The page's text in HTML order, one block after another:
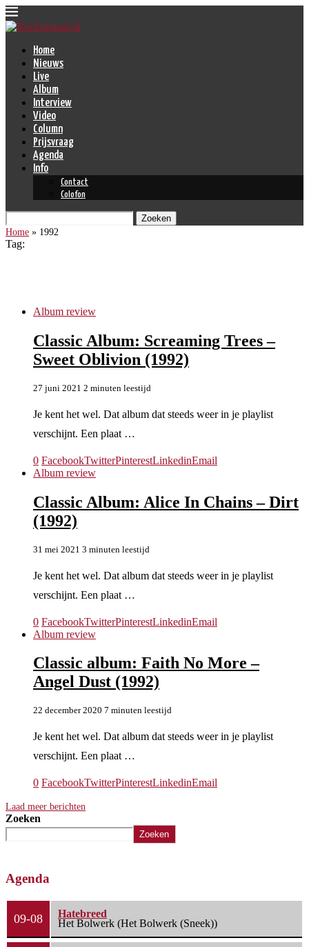
Home
Nieuws
Live
Album
Interview
Video
Column
Prijsvraag
Agenda
Info
Contact
Colofon
Zoeken
Home » 1992
Tag:
Album review
Classic Album: Screaming Trees –
Sweet Oblivion (1992)
27 juni 2021 2 minuten leestijd
Je kent het wel. Dat album dat steeds weer in je playlist
verschijnt. Een plaat …
0 FacebookTwitterPinterestLinkedinEmail
Album review
Classic Album: Alice In Chains – Dirt
(1992)
31 mei 2021 3 minuten leestijd
Je kent het wel. Dat album dat steeds weer in je playlist
verschijnt. Een plaat …
0 FacebookTwitterPinterestLinkedinEmail
Album review
Classic album: Faith No More –
Angel Dust (1992)
22 december 2020 7 minuten leestijd
Je kent het wel. Dat album dat steeds weer in je playlist
verschijnt. Een plaat …
0 FacebookTwitterPinterestLinkedinEmail
Laad meer berichten
Zoeken
Zoeken
Agenda
09-08
Hatebreed
Het Bolwerk (Het Bolwerk (Sneek))